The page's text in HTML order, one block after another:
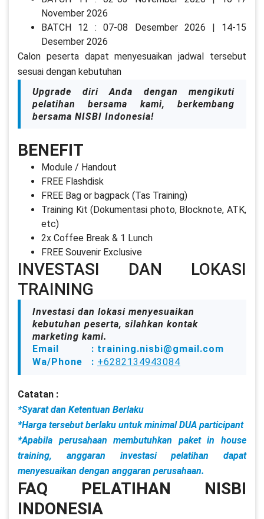
November 2026
BATCH 12 : 07-08 Desember 2026 | 14-15
Desember 2026
Calon peserta dapat menyesuaikan jadwal tersebut
sesuai dengan kebutuhan
Upgrade diri Anda dengan mengikuti
pelatihan bersama kami, berkembang
bersama NISBI Indonesia!
BENEFIT
Module / Handout
FREE Flashdisk
FREE Bag or bagpack (Tas Training)
Training Kit (Dokumentasi photo, Blocknote, ATK,
etc)
2x Coffee Break & 1 Lunch
FREE Souvenir Exclusive
INVESTASI DAN LOKASI
TRAINING
Investasi dan lokasi menyesuaikan
kebutuhan peserta, silahkan kontak
marketing kami.
Email : training.nisbi@gmail.com
Wa/Phone : +6282134943084
Catatan :
*Syarat dan Ketentuan Berlaku
*Harga tersebut berlaku untuk minimal DUA participant
*Apabila perusahaan membutuhkan paket in house
training, anggaran investasi pelatihan dapat
menyesuaikan dengan anggaran perusahaan.
FAQ PELATIHAN NISBI
INDONESIA